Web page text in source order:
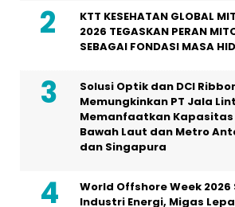
KTT KESEHATAN GLOBAL
2026 TEGASKAN PERAN
SEBAGAI FONDASI MASA
Solusi Optik dan DCI
Memungkinkan PT Jala
Memanfaatkan
Bawah Laut dan Metro
dan Singapura
World Offshore Week
Industri Energi, Migas